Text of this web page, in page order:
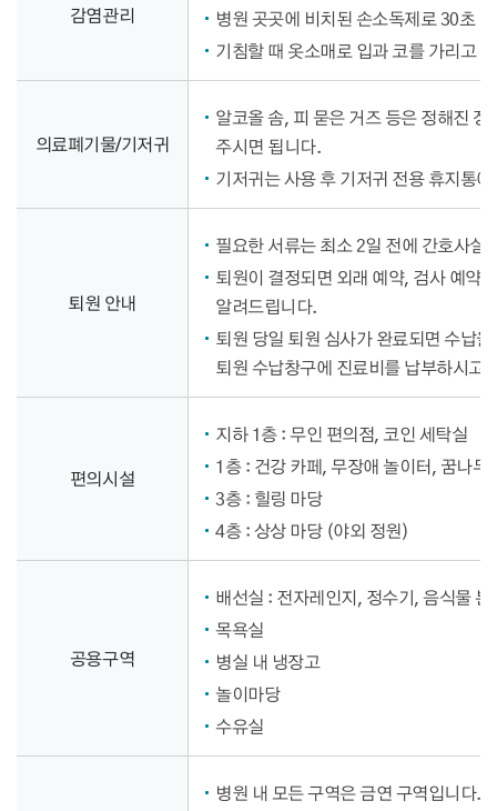
감염관리
병원 곳곳에 비치된 손소독제로 30초
기침할 때 옷소매로 입과 코를 가리고
의료폐기물/기저귀
알코올 솜, 피 묻은 거즈 등은 정해진
주시면 됩니다.
기저귀는 사용 후 기저귀 전용 휴지통
퇴원 안내
필요한 서류는 최소 2일 전에 간호사
퇴원이 결정되면 외래 예약, 검사 예약
알려드립니다.
퇴원 당일 퇴원 심사가 완료되면 수납
퇴원 수납창구에 진료비를 납부하시고
편의시설
지하 1층 : 무인 편의점, 코인 세탁실
1층 : 건강 카페, 무장애 놀이터, 꿈나무
3층 : 힐링 마당
4층 : 상상 마당 (야외 정원)
공용구역
배선실 : 전자레인지, 정수기, 음식물
목욕실
병실 내 냉장고
놀이마당
수유실
병원 내 모든 구역은 금연 구역입니다.